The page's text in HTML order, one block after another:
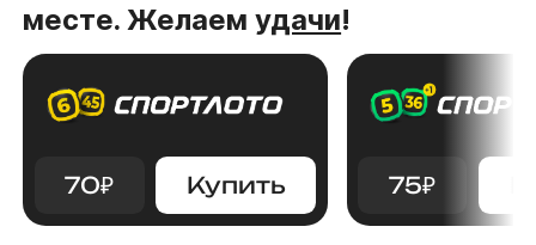
месте. Желаемудачи!
70₽ Купить 75₽